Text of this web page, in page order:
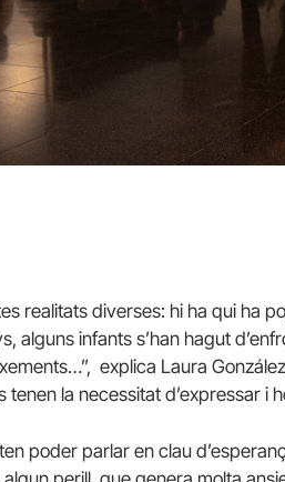
realitats diverses: hi ha qui ha
alguns infants s’han hagut
explica Laura
tenen la necessitat d’expressar
poder parlar en clau